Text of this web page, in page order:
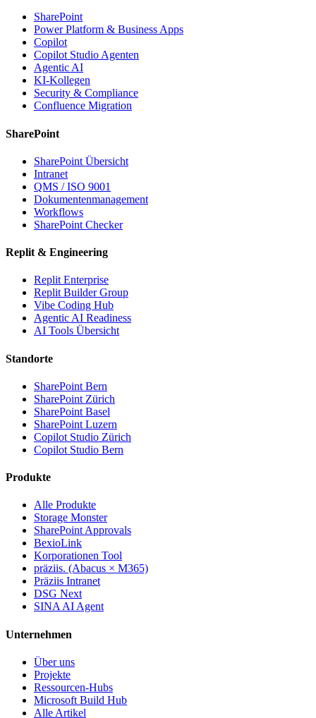
SharePoint
Power Platform & Business Apps
Copilot
Copilot Studio Agenten
Agentic AI
KI-Kollegen
Security & Compliance
Confluence Migration
SharePoint
SharePoint Übersicht
Intranet
QMS / ISO 9001
Dokumentenmanagement
Workflows
SharePoint Checker
Replit & Engineering
Replit Enterprise
Replit Builder Group
Vibe Coding Hub
Agentic AI Readiness
AI Tools Übersicht
Standorte
SharePoint Bern
SharePoint Zürich
SharePoint Basel
SharePoint Luzern
Copilot Studio Zürich
Copilot Studio Bern
Produkte
Alle Produkte
Storage Monster
SharePoint Approvals
BexioLink
Korporationen Tool
präziis. (Abacus × M365)
Präziis Intranet
DSG Next
SINA AI Agent
Unternehmen
Über uns
Projekte
Ressourcen-Hubs
Microsoft Build Hub
Alle Artikel